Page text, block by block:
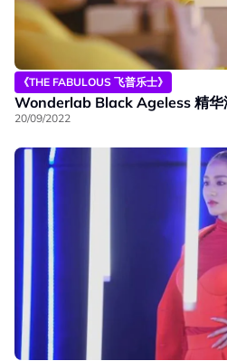
《THE FABULOUS 飞普乐士》
Wonderlab Black Ageless 精华
20/09/2022